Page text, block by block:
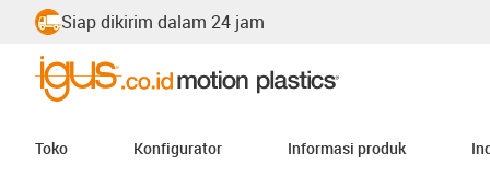
Siap dikirim dalam 24 jam
Toko Konfigurator Informasi produk